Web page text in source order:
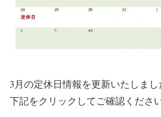
3月の定休日情報を更新いたしまし
下記をクリックしてご確認ください